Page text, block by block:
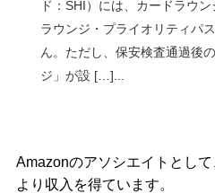
ド：SHI）には、カードラウ
ラウンジ・プライオリティパ
ん。ただし、保安検査通過後
ジ」が設 […]...
Amazonのアソシエイトとし
より収入を得ています。